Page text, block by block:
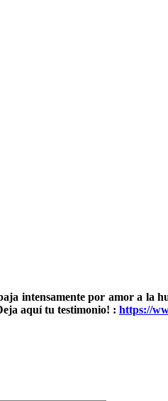
intensamente por amor a la
aquí tu testimonio! : https://